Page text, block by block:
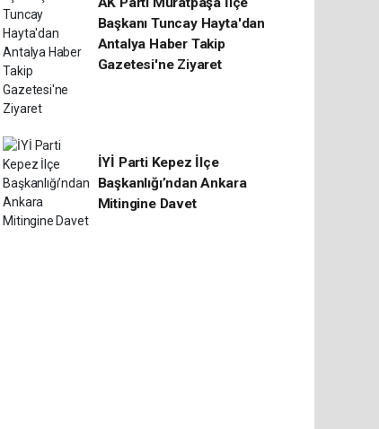
Başkanı Tuncay Hayta'dan
Antalya Haber Takip
Gazetesi'ne Ziyaret
İYİ Parti Kepez İlçe
Başkanlığı’ndan Ankara
Mitingine Davet